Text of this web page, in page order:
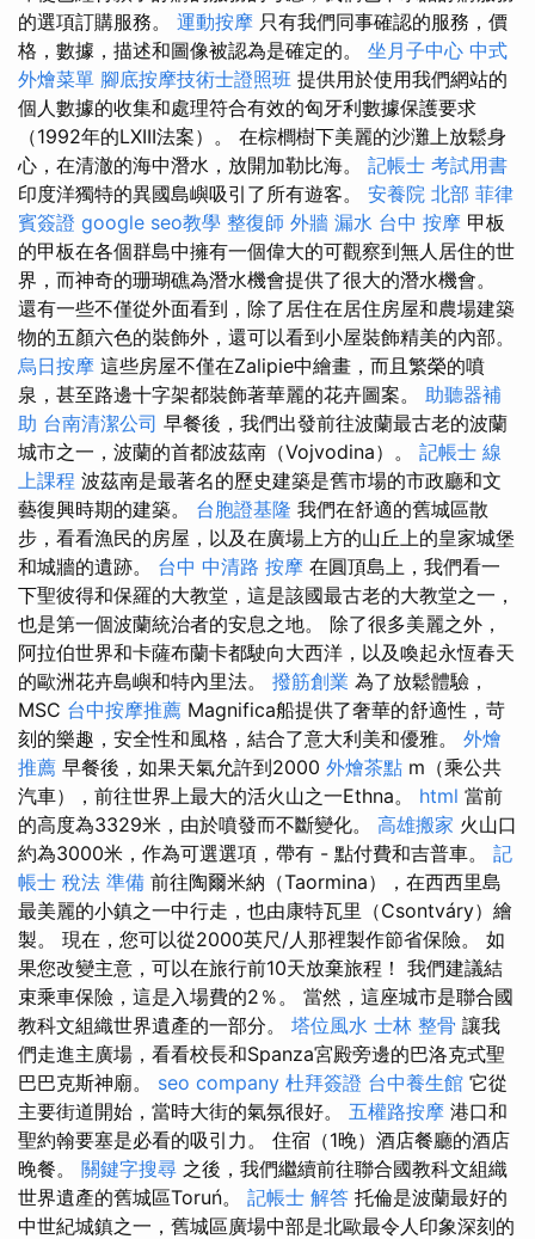
的選項訂購服務。 運動按摩 只有我們同事確認的服務，價
格，數據，描述和圖像被認為是確定的。 坐月子中心 中式
外燴菜單 腳底按摩技術士證照班 提供用於使用我們網站的
個人數據的收集和處理符合有效的匈牙利數據保護要求
（1992年的LXIII法案）。 在棕櫚樹下美麗的沙灘上放鬆身
心，在清澈的海中潛水，放開加勒比海。 記帳士 考試用書
印度洋獨特的異國島嶼吸引了所有遊客。 安養院 北部 菲律
賓簽證 google seo教學 整復師 外牆 漏水 台中 按摩 甲板
的甲板在各個群島中擁有一個偉大的可觀察到無人居住的世
界，而神奇的珊瑚礁為潛水機會提供了很大的潛水機會。
還有一些不僅從外面看到，除了居住在居住房屋和農場建築
物的五顏六色的裝飾外，還可以看到小屋裝飾精美的內部。
烏日按摩 這些房屋不僅在Zalipie中繪畫，而且繁榮的噴
泉，甚至路邊十字架都裝飾著華麗的花卉圖案。 助聽器補
助 台南清潔公司 早餐後，我們出發前往波蘭最古老的波蘭
城市之一，波蘭的首都波茲南（Vojvodina）。 記帳士 線
上課程 波茲南是最著名的歷史建築是舊市場的市政廳和文
藝復興時期的建築。 台胞證基隆 我們在舒適的舊城區散
步，看看漁民的房屋，以及在廣場上方的山丘上的皇家城堡
和城牆的遺跡。 台中 中清路 按摩 在圓頂島上，我們看一
下聖彼得和保羅的大教堂，這是該國最古老的大教堂之一，
也是第一個波蘭統治者的安息之地。 除了很多美麗之外，
阿拉伯世界和卡薩布蘭卡都駛向大西洋，以及喚起永恆春天
的歐洲花卉島嶼和特內里法。 撥筋創業 為了放鬆體驗，
MSC 台中按摩推薦 Magnifica船提供了奢華的舒適性，苛
刻的樂趣，安全性和風格，結合了意大利美和優雅。 外燴
推薦 早餐後，如果天氣允許到2000 外燴茶點 m（乘公共
汽車），前往世界上最大的活火山之一Ethna。 html 當前
的高度為3329米，由於噴發而不斷變化。 高雄搬家 火山口
約為3000米，作為可選選項，帶有 - 點付費和吉普車。 記
帳士 稅法 準備 前往陶爾米納（Taormina），在西西里島
最美麗的小鎮之一中行走，也由康特瓦里（Csontváry）繪
製。 現在，您可以從2000英尺/人那裡製作節省保險。 如
果您改變主意，可以在旅行前10天放棄旅程！ 我們建議結
束乘車保險，這是入場費的2％。 當然，這座城市是聯合國
教科文組織世界遺產的一部分。 塔位風水 士林 整骨 讓我
們走進主廣場，看看校長和Spanza宮殿旁邊的巴洛克式聖
巴巴克斯神廟。 seo company 杜拜簽證 台中養生館 它從
主要街道開始，當時大街的氣氛很好。 五權路按摩 港口和
聖約翰要塞是必看的吸引力。 住宿（1晚）酒店餐廳的酒店
晚餐。 關鍵字搜尋 之後，我們繼續前往聯合國教科文組織
世界遺產的舊城區Toruń。 記帳士 解答 托倫是波蘭最好的
中世紀城鎮之一，舊城區廣場中部是北歐最令人印象深刻的